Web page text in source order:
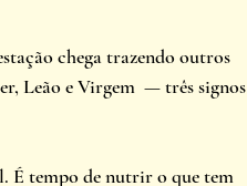
chega trazendo outros
Leão e Virgem  — três signos
É tempo de nutrir o que tem